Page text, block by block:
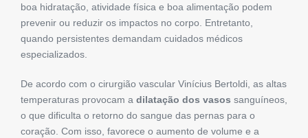
boa hidratação, atividade física e boa alimentação podem
prevenir ou reduzir os impactos no corpo. Entretanto,
quando persistentes demandam cuidados médicos
especializados.
De acordo com o cirurgião vascular Vinícius Bertoldi, as altas
temperaturas provocam a dilatação dos vasos sanguíneos,
o que dificulta o retorno do sangue das pernas para o
coração. Com isso, favorece o aumento de volume e a